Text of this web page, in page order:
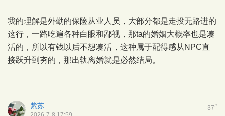
我的理解是外勤的保险从业人员，大部分都是走投无路进的
这行，一路吃遍各种白眼和鄙视，那ta的婚姻大概率也是凑
活的，所以有钱以后不想凑活，这种属于配得感从NPC直
接跃升到夯的，那出轨离婚就是必然结局。
37#
紫苏